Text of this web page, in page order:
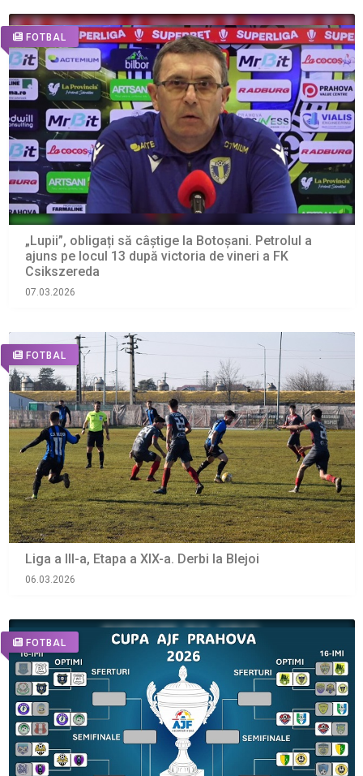
FOTBAL
„Lupii”, obligați să câștige la Botoșani. Petrolul a
ajuns pe locul 13 după victoria de vineri a FK
Csikszereda
07.03.2026
FOTBAL
Liga a III-a, Etapa a XIX-a. Derbi la Blejoi
06.03.2026
FOTBAL